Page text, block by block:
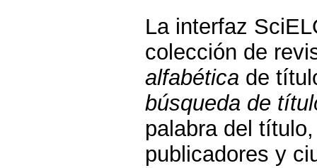
La interfaz
colección de
alfabética de
búsqueda de
palabra del
publicadores y